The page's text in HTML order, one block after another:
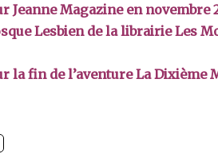
Jeanne Magazine en novembre
Lesbien de la librairie Les
la fin de l’aventure La Dixième